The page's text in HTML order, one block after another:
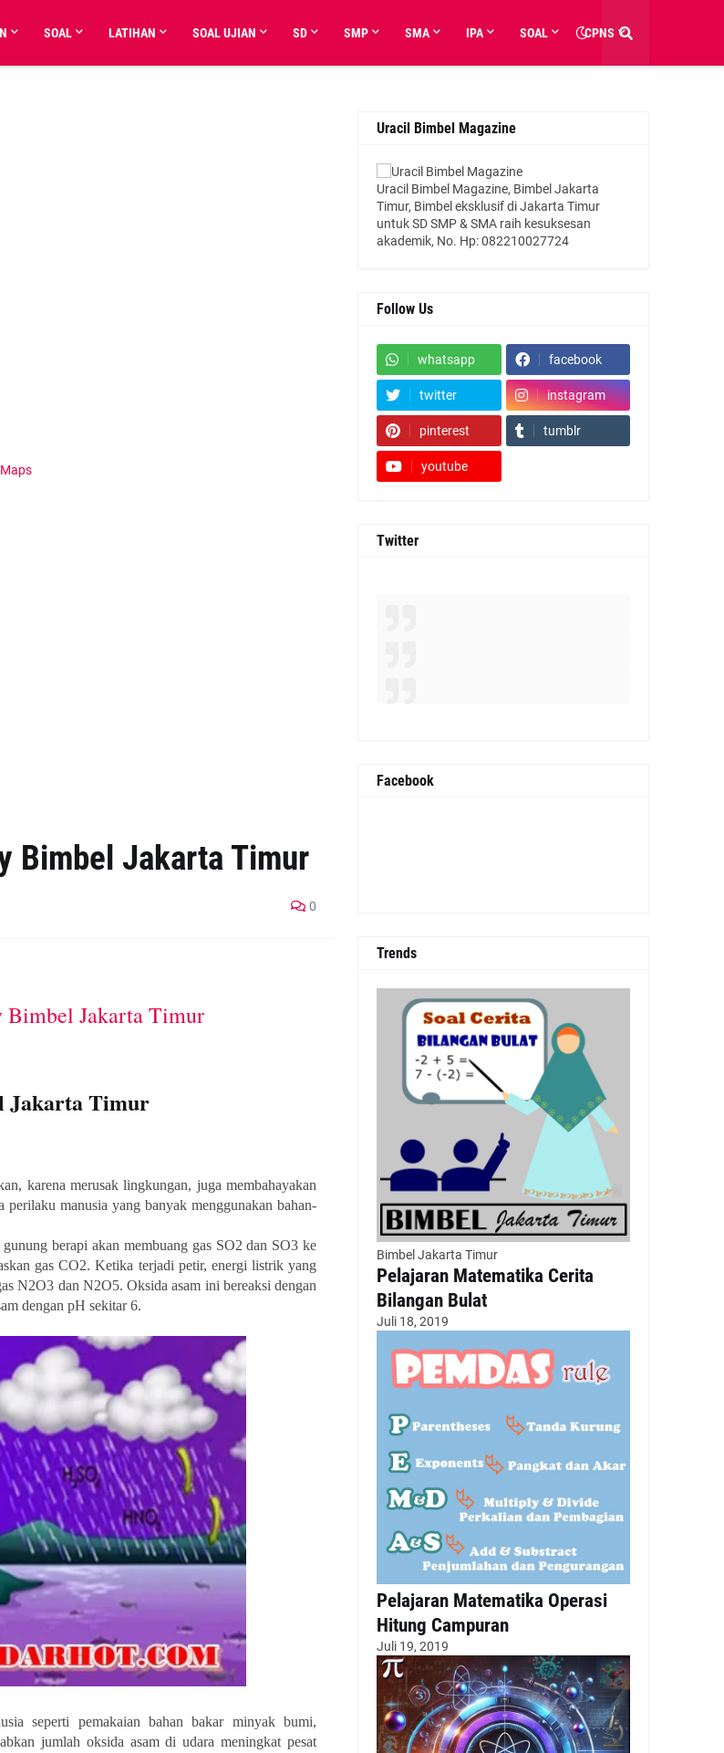
SOAL LATIHAN SOAL UJIAN SD SMP SMA IPA SOAL CPNS
Bimbel Jakarta Timur
0
Jakarta Timur
karena merusak lingkungan, juga membahayakan
manusia yang banyak menggunakan bahan-
berapi akan membuang gas SO2 dan SO3 ke
gas CO2. Ketika terjadi petir, energi listrik yang
N2O3 dan N2O5. Oksida asam ini bereaksi dengan
dengan pH sekitar 6.
seperti pemakaian bahan bakar minyak bumi,
jumlah oksida asam di udara meningkat pesat
Uracil Bimbel Magazine
Uracil Bimbel Magazine, Bimbel Jakarta
Timur, Bimbel eksklusif di Jakarta Timur
untuk SD SMP & SMA raih kesuksesan
akademik, No. Hp: 082210027724
Follow Us
whatsapp facebook
twitter instagram
pinterest tumblr
youtube
Twitter
Facebook
Trends
Bimbel Jakarta Timur
Pelajaran Matematika Cerita
Bilangan Bulat
Juli 18, 2019
Pelajaran Matematika Operasi
Hitung Campuran
Juli 19, 2019